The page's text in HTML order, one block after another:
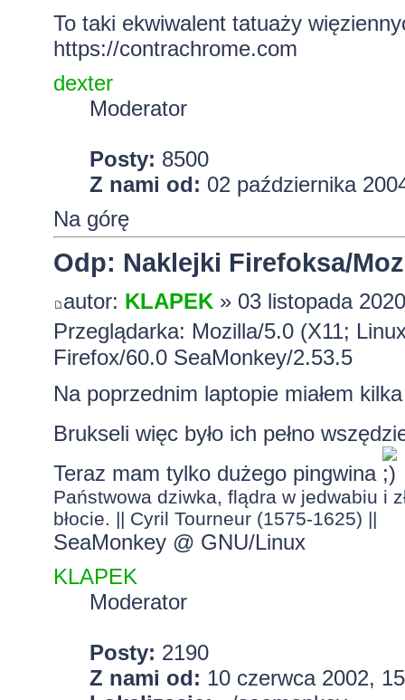
To taki ekwiwalent tatuaży
https://contrachrome.com
dexter
Moderator
Posty: 8500
Z nami od: 02 października
Na górę
Odp: Naklejki Firefoksa/
autor: KLAPEK» 03 listopada
Przeglądarka: Mozilla/5.0 (X11;
Firefox/60.0 SeaMonkey/2.53.5
Na poprzednim laptopie miałem
Brukseli więc było ich pełno
Teraz mam tylko dużego pingwina
Państwowa dziwka, flądra w jedwabiu i
błocie. || Cyril Tourneur (1575-1625) ||
SeaMonkey @ GNU/Linux
KLAPEK
Moderator
Posty: 2190
Z nami od: 10 czerwca 2002,